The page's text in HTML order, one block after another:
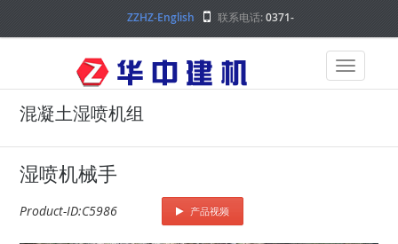
ZZHZ-English 联系电话:0371-
混凝土湿喷机组
湿喷机械手
Product-ID:C5986 产品视频